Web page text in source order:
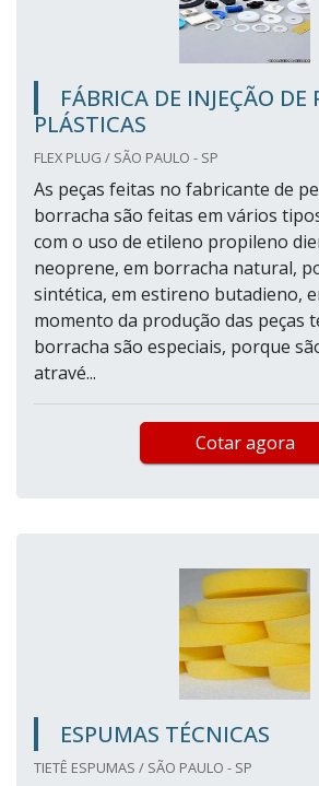
FÁBRICA DE INJEÇÃO DE
PLÁSTICAS
FLEX PLUG / SÃO PAULO - SP
As peças feitas no fabricante de
borracha são feitas em vários
com o uso de etileno propileno
neoprene, em borracha natural,
sintética, em estireno butadieno,
momento da produção das peças
borracha são especiais, porque
atravé...
Cotar agora
ESPUMAS TÉCNICAS
TIETÊ ESPUMAS / SÃO PAULO - SP